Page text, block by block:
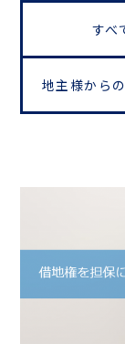
すべ
地主様から